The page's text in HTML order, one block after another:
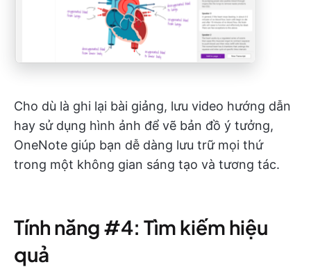
Cho dù là ghi lại bài giảng, lưu video hướng dẫn
hay sử dụng hình ảnh để vẽ bản đồ ý tưởng,
OneNote giúp bạn dễ dàng lưu trữ mọi thứ
trong một không gian sáng tạo và tương tác.
Tính năng #4: Tìm kiếm hiệu
quả